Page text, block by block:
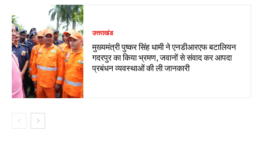
उत्तराखंड
मुख्यमंत्री पुष्कर सिंह धामी ने एनडीआरएफ बटालियन
गदरपुर का किया भ्रमण, जवानों से संवाद कर आपदा
प्रबंधन व्यवस्थाओं की ली जानकारी